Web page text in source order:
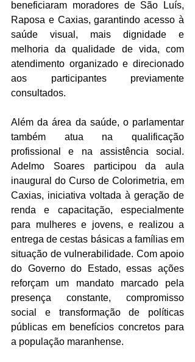
beneficiaram moradores de São Luís,
Raposa e Caxias, garantindo acesso à
saúde visual, mais dignidade e
melhoria da qualidade de vida, com
atendimento organizado e direcionado
aos participantes previamente
consultados.
Além da área da saúde, o parlamentar
também atua na qualificação
profissional e na assistência social.
Adelmo Soares participou da aula
inaugural do Curso de Colorimetria, em
Caxias, iniciativa voltada à geração de
renda e capacitação, especialmente
para mulheres e jovens, e realizou a
entrega de cestas básicas a famílias em
situação de vulnerabilidade. Com apoio
do Governo do Estado, essas ações
reforçam um mandato marcado pela
presença constante, compromisso
social e transformação de políticas
públicas em benefícios concretos para
a população maranhense.